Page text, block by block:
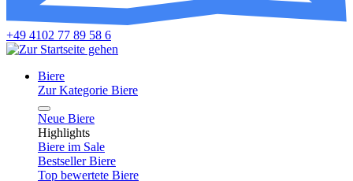
+49 4102 77 89 58 6
Biere
Zur Kategorie Biere
Neue Biere
Highlights
Biere im Sale
Bestseller Biere
Top bewertete Biere